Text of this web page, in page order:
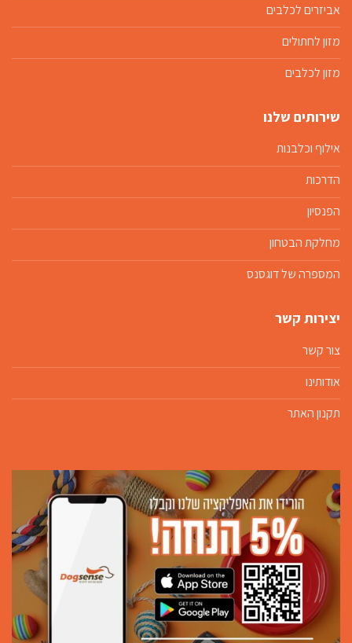
אביזרים לכלבים
מזון לחתולים
מזון לכלבים
שירותים שלנו
אילוף וכלבנות
הדרכות
הפנסיון
מחלקת הבטחון
המספרה של דוגסנס
יצירות קשר
צור קשר
אודותינו
תקנון האתר